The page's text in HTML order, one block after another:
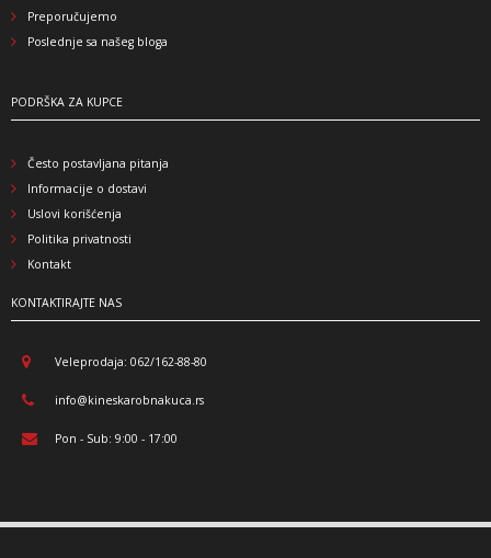
Preporučujemo
Poslednje sa našeg bloga
PODRŠKA ZA KUPCE
Često postavljana pitanja
Informacije o dostavi
Uslovi korišćenja
Politika privatnosti
Kontakt
KONTAKTIRAJTE NAS
Veleprodaja: 062/162-88-80
info@kineskarobnakuca.rs
Pon - Sub: 9:00 - 17:00